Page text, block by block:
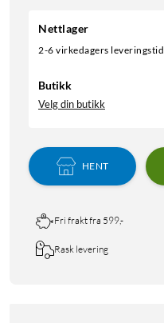
Nettlager
2-6 virkedagers leveringstid
Butikk
Velg din butikk
HENT
Fri frakt fra 599,-
Rask levering